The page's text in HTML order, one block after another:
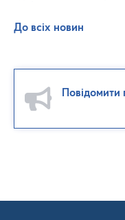
До всіх новин
Повідомити